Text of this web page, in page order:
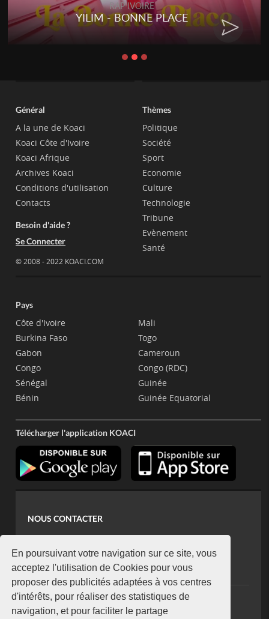
En poursuivant votre navigation sur ce site, vous
acceptez l'utilisation de Cookies pour vous
proposer des publicités adaptées à vos centres
d'intérêts, pour réaliser des statistiques de
navigation, et pour faciliter le partage
RAP IVOIRE
YILIM - BONNE PLACE
Général
A la une de Koaci
Koaci Côte d'Ivoire
Koaci Afrique
Archives Koaci
Conditions d'utilisation
Contacts
Besoin d'aide ?
Se Connecter
© 2008 - 2022 KOACI.COM
Thèmes
Politique
Société
Sport
Economie
Culture
Technologie
Tribune
Evènement
Santé
Pays
Côte d'Ivoire
Burkina Faso
Gabon
Congo
Sénégal
Bénin
Mali
Togo
Cameroun
Congo (RDC)
Guinée
Guinée Equatorial
Télécharger l'application KOACI
NOUS CONTACTER
koaci@yahoo.fr
+225 07 08 85 52 93
NEWSLETTER